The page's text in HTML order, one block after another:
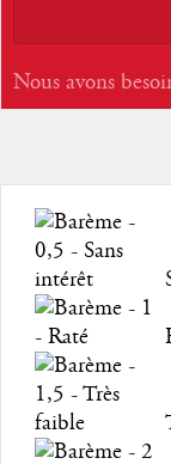
Nous avons